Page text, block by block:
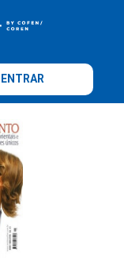
ENTRAR